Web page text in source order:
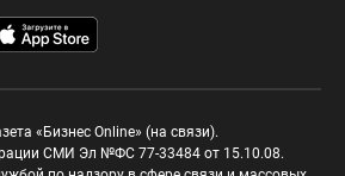
«Бизнес Online» (на связи).
СМИ Эл №ФС 77-33484 от 15.10.08.